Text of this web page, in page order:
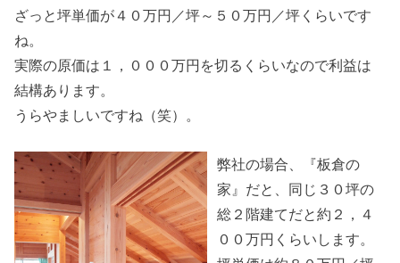
ざっと坪単価が４０万円／坪～５０万円／坪くらいです
ね。
実際の原価は１，０００万円を切るくらいなので利益は
結構あります。
うらやましいですね（笑）。
弊社の場合、『板倉の
家』だと、同じ３０坪の
総２階建てだと約２，４
００万円くらいします。